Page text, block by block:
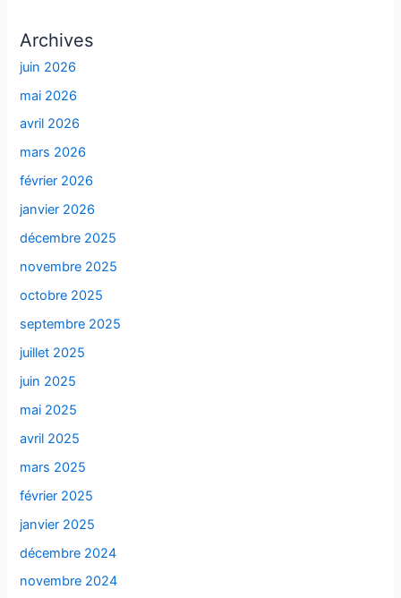
Archives
juin 2026
mai 2026
avril 2026
mars 2026
février 2026
janvier 2026
décembre 2025
novembre 2025
octobre 2025
septembre 2025
juillet 2025
juin 2025
mai 2025
avril 2025
mars 2025
février 2025
janvier 2025
décembre 2024
novembre 2024